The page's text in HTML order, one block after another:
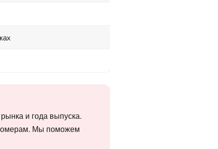
и года выпуска.
Мы поможем